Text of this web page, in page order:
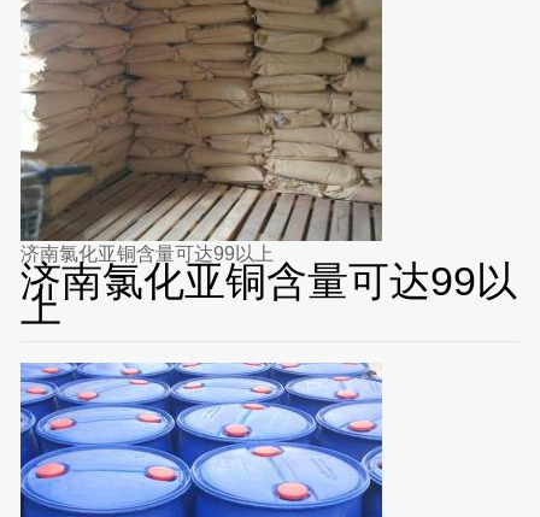
济南氯化亚铜含量可达99以上
济南氯化亚铜含量可达99以
上